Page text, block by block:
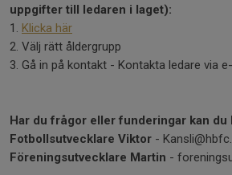
uppgifter till ledaren i laget):
1. Klicka här
2. Välj rätt åldergrupp
3. Gå in på kontakt - Kontakta ledare via
Har du frågor eller funderingar kan du
Fotbollsutvecklare Viktor -
Föreningsutvecklare Martin -